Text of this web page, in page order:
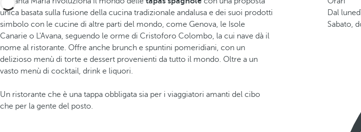
unica basata sulla fusione della cucina tradizionale andalusa e dei suoi prodotti
simbolo con le cucine di altre parti del mondo, come Genova, le Isole
Canarie o L'Avana, seguendo le orme di Cristoforo Colombo, la cui nave dà il
nome al ristorante. Offre anche brunch e spuntini pomeridiani, con un
delizioso menù di torte e dessert provenienti da tutto il mondo. Oltre a un
vasto menù di cocktail, drink e liquori.
Un ristorante che è una tappa obbligata sia per i viaggiatori amanti del cibo
che per la gente del posto.
Dal
Sabato,